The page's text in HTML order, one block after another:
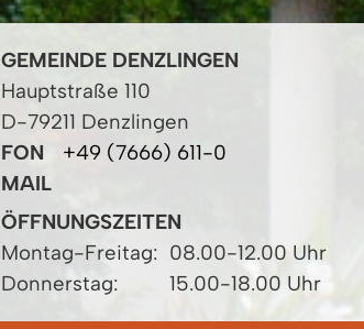
GEMEINDE DENZLINGEN
Hauptstraße 110
D-79211 Denzlingen
FON
+49 (7666) 611-0
MAIL
ÖFFNUNGSZEITEN
Montag-Freitag: 08.00-12.00 Uhr
Donnerstag:
15.00-18.00 Uhr